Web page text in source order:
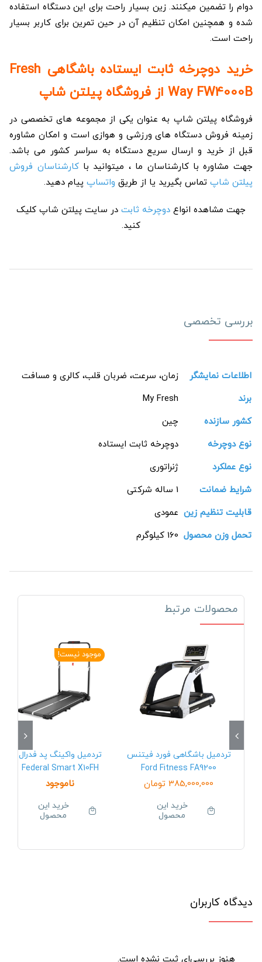
دوام را تضمین میکنند. زین بسیار راحت برای این دستگاه استفاده
شده و همچنین امکان تنظیم آن در حین تمرین برای کاربر بسیار
راحت است.
خرید دوچرخه ثابت ایستاده باشگاهی Fresh
Way FW4000B از فروشگاه پیلتن شاپ
فروشگاه پیلتن شاپ به عنوان یکی از مجموعه های تخصصی در
زمینه فروش دستگاه های ورزشی و هوازی است و امکان مشاوره
قبل از خرید و ارسال سریع دستگاه به سراسر کشور می باشد.
جهت مشاوره با کارشناسان ما ، میتوانید باکارشناسان فروش
پیلتن شاپ تماس بگیرید یا از طریق واتساپ پیام دهید.
جهت مشاهده انواع دوچرخه ثابت در سایت پیلتن شاپ کلیک
کنید.
بررسی تخصصی
اطلاعات نمایشگر
زمان، سرعت، ضربان قلب، کالری و مسافت
برند
My Fresh
کشور سازنده
چین
نوع دوچرخه
دوچرخه ثابت ایستاده
نوع عملکرد
ژنراتوری
شرایط ضمانت
1 ساله شرکتی
قابلیت تنظیم زین عمودی
تحمل وزن محصول 160 کیلوگرم
محصولات مرتبط
تردمیل باشگاهی فورد فیتنس
Ford Fitness FA9200
385,000,000 تومان
خرید این
محصول
موجود نیست!
تردمیل واکینگ پد فدرال
Federal Smart X10FH
ناموجود
خرید این
محصول
دیدگاه کاربران
هنوز بررسی‌ای ثبت نشده است.